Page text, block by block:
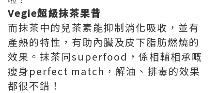
Vegie超級抹茶果昔
而抹茶中的兒茶素能抑制消化吸收，並有
產熱的特性，有助內臟及皮下脂肪燃燒的
效果。抹茶同superfood，係相輔相承嘅
瘦身perfect match，解油、排毒的效果
都很不錯！